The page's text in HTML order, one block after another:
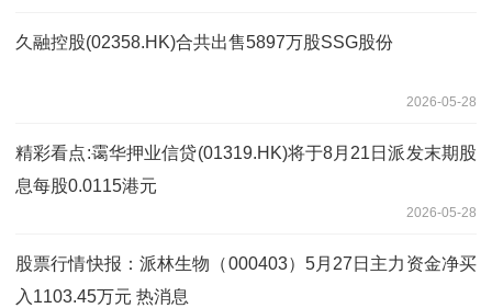
久融控股(02358.HK)合共出售5897万股SSG股份
2026-05-28
精彩看点:霭华押业信贷(01319.HK)将于8月21日派发末期股
息每股0.0115港元
2026-05-28
股票行情快报：派林生物（000403）5月27日主力资金净买
入1103.45万元 热消息